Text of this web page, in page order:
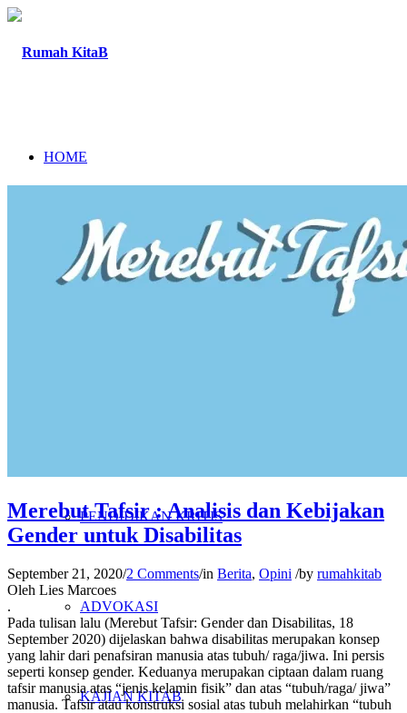
HOME
TENTANG
PENDIDIKAN KRITIS
ADVOKASI
KAJIAN KITAB
Merebut Tafsir : Analisis dan Kebijakan
Gender untuk Disabilitas
September 21, 2020/2 Comments/in Berita, Opini /by rumahkitab
Oleh Lies Marcoes
.
Pada tulisan lalu (Merebut Tafsir: Gender dan Disabilitas, 18
September 2020) dijelaskan bahwa disabilitas merupakan konsep
yang lahir dari penafsiran manusia atas tubuh/ raga/jiwa. Ini persis
seperti konsep gender. Keduanya merupakan ciptaan dalam ruang
tafsir manusia atas “jenis kelamin fisik” dan atas “tubuh/raga/ jiwa”
manusia. Tafsir atau konstruksi sosial atas tubuh melahirkan “tubuh